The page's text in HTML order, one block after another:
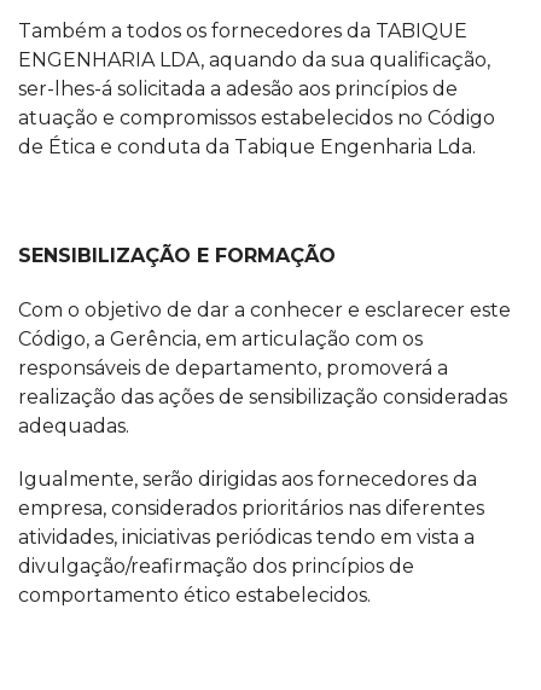
Também a todos os fornecedores da TABIQUE
ENGENHARIA LDA, aquando da sua qualificação,
ser-lhes-á solicitada a adesão aos princípios de
atuação e compromissos estabelecidos no Código
de Ética e conduta da Tabique Engenharia Lda.
SENSIBILIZAÇÃO E FORMAÇÃO
Com o objetivo de dar a conhecer e esclarecer este
Código, a Gerência, em articulação com os
responsáveis de departamento, promoverá a
realização das ações de sensibilização consideradas
adequadas.
Igualmente, serão dirigidas aos fornecedores da
empresa, considerados prioritários nas diferentes
atividades, iniciativas periódicas tendo em vista a
divulgação/reafirmação dos princípios de
comportamento ético estabelecidos.